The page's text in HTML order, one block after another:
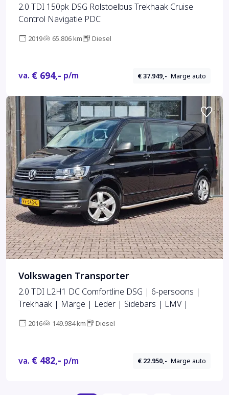
2.0 TDI 150pk DSG Rolstoelbus Trekhaak Cruise
Control Navigatie PDC
2019 65.806 km Diesel
va. € 694,- p/m € 37.949,- Marge auto
Volkswagen Transporter
2.0 TDI L2H1 DC Comfortline DSG | 6-persoons |
Trekhaak | Marge | Leder | Sidebars | LMV |
2016 149.984 km Diesel
va. € 482,- p/m € 22.950,- Marge auto